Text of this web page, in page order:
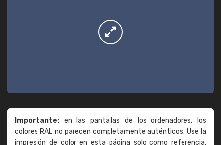
Importante: en las pantallas de los ordenadores, los
colores RAL no parecen completamente auténticos. Use la
impresión de color en esta página solo como referencia.